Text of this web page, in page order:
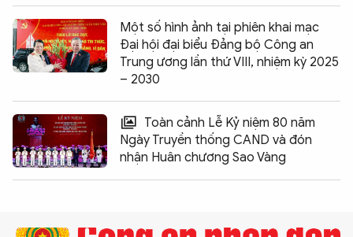
Một số hình ảnh tại phiên khai mạc
Đại hội đại biểu Đảng bộ Công an
Trung ương lần thứ VIII, nhiệm kỳ 2025
– 2030
Toàn cảnh Lễ Kỷ niệm 80 năm
Ngày Truyền thống CAND và đón
nhận Huân chương Sao Vàng